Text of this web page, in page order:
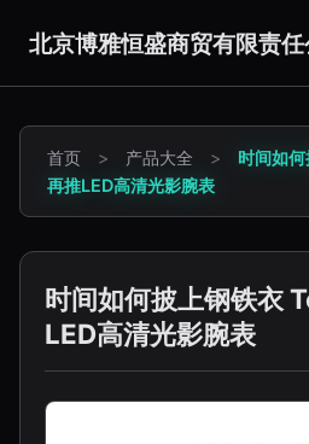
北京博雅恒盛商贸有限责任
首页 > 产品大全 >
时间如
再推LED高清光影腕表
时间如何披上钢铁衣
LED高清光影腕表